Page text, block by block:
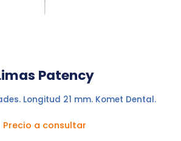
Patency
Longitud 21 mm. Komet Dental.
Precio a consultar